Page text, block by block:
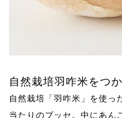
自然栽培羽咋米をつ
自然栽培「羽咋米」を使っ
当たりのブッセ。中にあん